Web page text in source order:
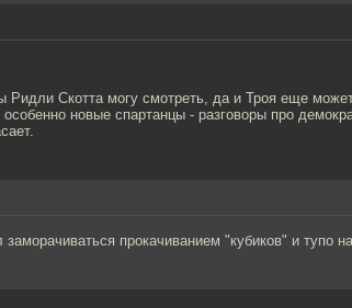
Ридли Скотта могу смотреть, да и Троя еще
новые спартанцы - разговоры про
прокачиванием "кубиков" и тупо